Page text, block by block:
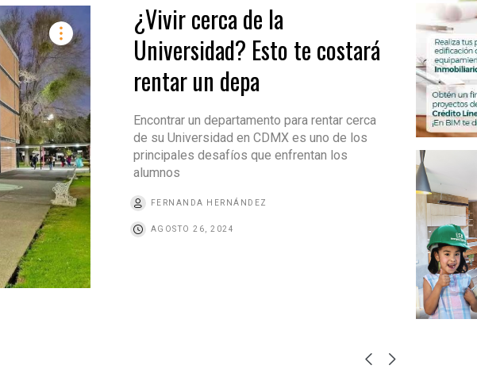
¿Vivir cerca de la
Universidad? Esto te costará
rentar un depa
Encontrar un departamento para rentar cerca
de su Universidad en CDMX es uno de los
principales desafíos que enfrentan los
alumnos
FERNANDA HERNÁNDEZ
AGOSTO 26, 2024